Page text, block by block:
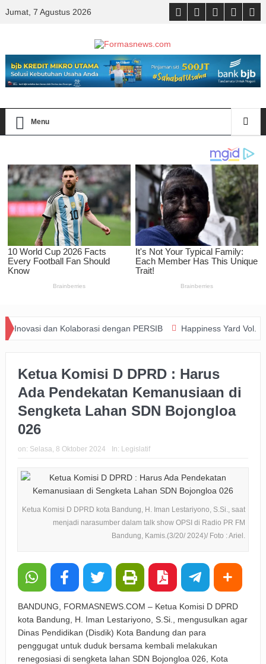
Jumat, 7 Agustus 2026
Menu
Kolaborasi dengan PERSIB Happiness Yard Vol. 2 Jadi Bukti
Ketua Komisi D DPRD : Harus
Ada Pendekatan Kemanusiaan di
Sengketa Lahan SDN Bojongloa
026
on: Selasa, 8 Oktober 2024 In: Legislatif
Ketua Komisi D DPRD kota Bandung, H. Iman Lestariyono, S.Si., saat
menjadi narasumber dalam talk show OPSI di Radio PR FM
Bandung, Kamis.(3/20/ 2024)/ Foto : Ariel.
BANDUNG, FORMASNEWS.COM – Ketua Komisi D DPRD
kota Bandung, H. Iman Lestariyono, S.Si., mengusulkan agar
Dinas Pendidikan (Disdik) Kota Bandung dan para
penggugat untuk duduk bersama kembali melakukan
renegosiasi di sengketa lahan SDN Bojongloa 026, Kota